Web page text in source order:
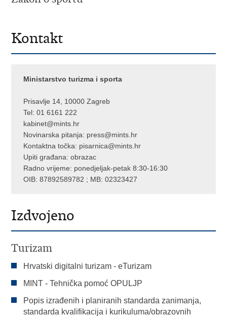
Kontakt
Ministarstvo turizma i sporta
Prisavlje 14, 10000 Zagreb
Tel: 01 6161 222
kabinet@mints.hr
Novinarska pitanja: press@mints.hr
Kontaktna točka: pisarnica@mints.hr
Upiti građana:obrazac
Radno vrijeme: ponedjeljak-petak 8:30-16:30
OIB: 87892589782 ; MB: 02323427
Izdvojeno
Turizam
Hrvatski digitalni turizam - eTurizam
MINT - Tehnička pomoć OPULJP
Popis izrađenih i planiranih standarda zanimanja,
standarda kvalifikacija i kurikuluma/obrazovnih